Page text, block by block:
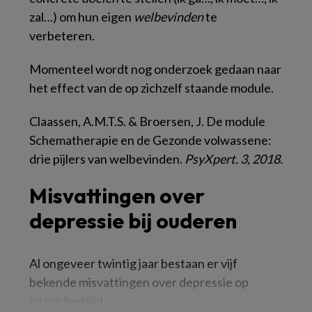
zal…) om hun eigen welbevindente
verbeteren.
Momenteel wordt nog onderzoek gedaan naar
het effect van de op zichzelf staande module.
Claassen, A.M.T.S. & Broersen, J. De module
Schematherapie en de Gezonde volwassene:
drie pijlers van welbevinden. PsyXpert. 3, 2018.
Misvattingen over
depressie bij ouderen
Al ongeveer twintig jaar bestaan er vijf
bekende misvattingen over depressie op